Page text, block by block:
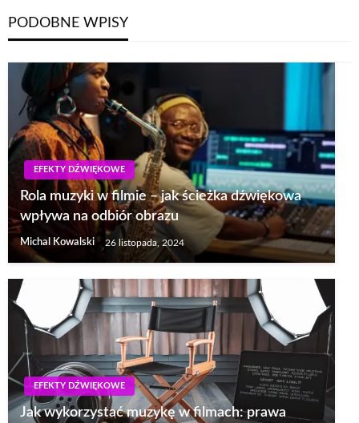
PODOBNE WPISY
EFEKTY DŹWIĘKOWE
Rola muzyki w filmie – jak ścieżka dźwiękowa
wpływa na odbiór obrazu
Michal Kowalski 26 listopada, 2024
EFEKTY DŹWIĘKOWE
Jak wykorzystać muzykę w filmach: prawa